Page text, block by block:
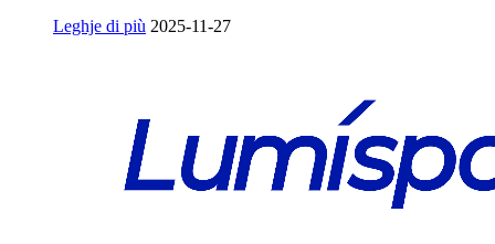
Leghje di più 2025-11-27